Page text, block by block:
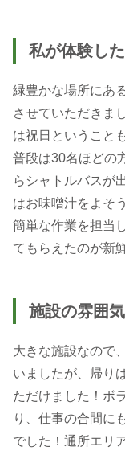
私が体験し
緑豊かな場所にあ
させていただきま
は祝日ということ
普段は30名ほどの
らシャトルバスが
はお味噌汁をよそ
簡単な作業を担当
てもらえたのが新
施設の雰囲
大きな施設なので
いましたが、帰り
ただけました！ボ
り、仕事の合間に
でした！通所エリ